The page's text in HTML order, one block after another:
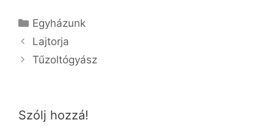
Kategória
Egyházunk
Lajtorja
Tűzoltógyász
Szólj hozzá!